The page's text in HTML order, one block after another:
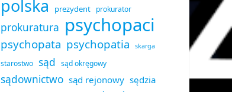
polska prezydent prokurator
prokuratura psychopaci
psychopata psychopatia skarga
starostwo sąd sąd okręgowy
sądownictwo sąd rejonowy sędzia